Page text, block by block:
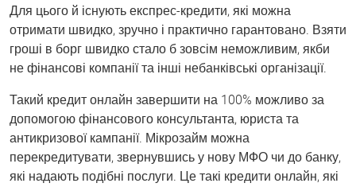
Для цього й існують експрес-кредити, які можна
отримати швидко, зручно і практично гарантовано. Взяти
гроші в борг швидко стало б зовсім неможливим, якби
не фінансові компанії та інші небанківські організації.
Такий кредит онлайн завершити на 100% можливо за
допомогою фінансового консультанта, юриста та
антикризової кампанії. Мікрозайм можна
перекредитувати, звернувшись у нову МФО чи до банку,
які надають подібні послуги. Це такі кредити онлайн, які